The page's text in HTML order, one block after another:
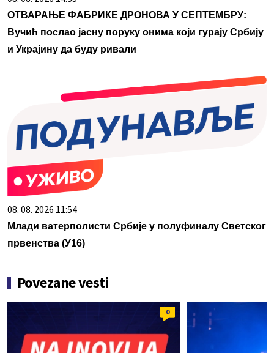
ОТВАРАЊЕ ФАБРИКЕ ДРОНОВА У СЕПТЕМБРУ:
Вучић послао јасну поруку онима који гурају Србију
и Украјину да буду ривали
08. 08. 2026 11:54
Млади ватерполисти Србије у полуфиналу Светског
првенства (У16)
Povezane vesti
0